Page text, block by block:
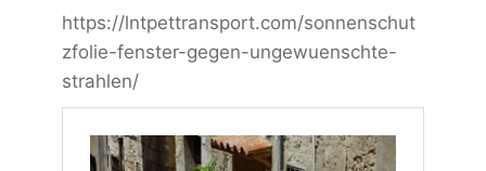
https://lntpettransport.com/sonnenschut
zfolie-fenster-gegen-ungewuenschte-
strahlen/